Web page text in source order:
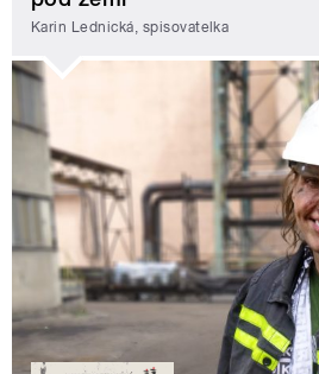
Karin Lednická, spisovatelka